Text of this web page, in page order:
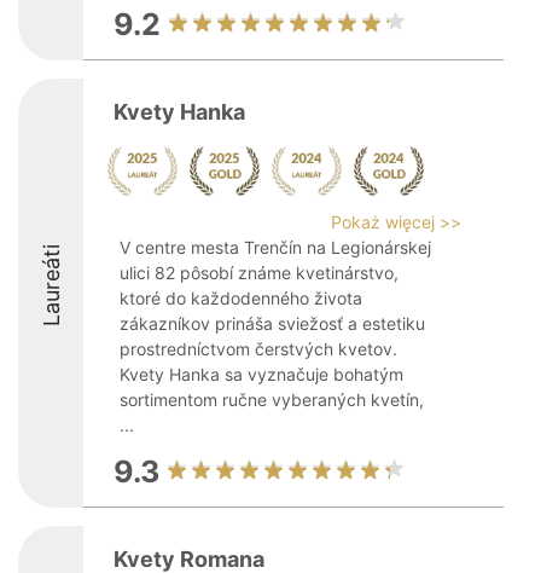
9.2
Laureáti
Kvety Hanka
Pokaż więcej >>
V centre mesta Trenčín na Legionárskej
ulici 82 pôsobí známe kvetinárstvo,
ktoré do každodenného života
zákazníkov prináša sviežosť a estetiku
prostredníctvom čerstvých kvetov.
Kvety Hanka sa vyznačuje bohatým
sortimentom ručne vyberaných kvetín,
...
9.3
Kvety Romana